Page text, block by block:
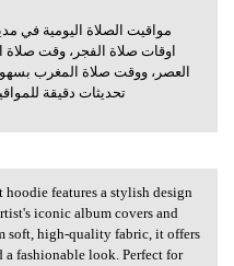
مواقيت الصلاة اليومية في
اوقات صلاة الفجر، وقت
العصر، ووقت صلاة المغرب
تحديثات دقيقة
hoodie
features a stylish design
iconic album covers and
soft, high-quality fabric, it offers
a fashionable look. Perfect for